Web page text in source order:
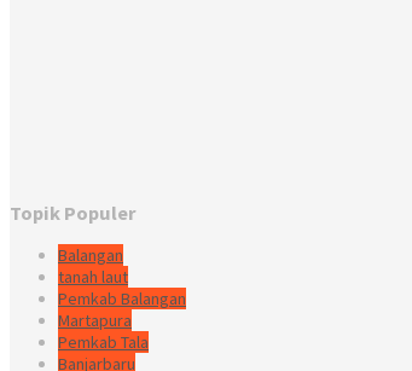
Topik Populer
Balangan
tanah laut
Pemkab Balangan
Martapura
Pemkab Tala
Banjarbaru